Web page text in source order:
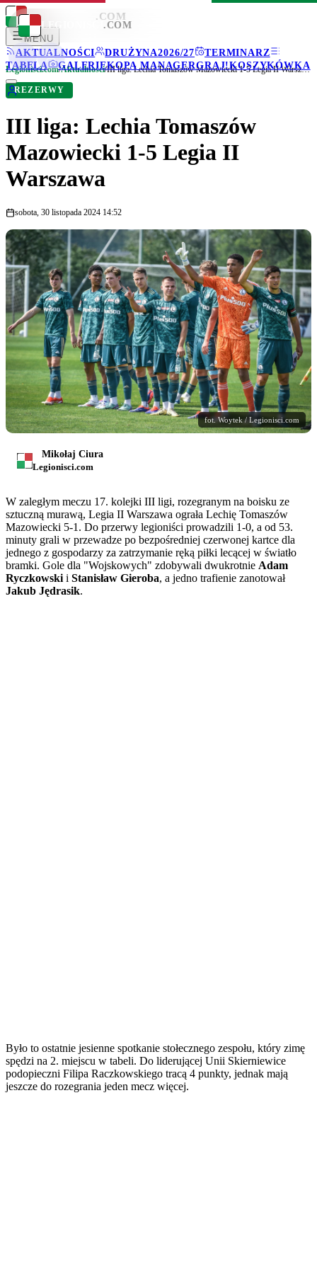
LEGIONISCI .COM
MENU
AKTUALNOŚCI
DRUŻYNA2026/27
TERMINARZ
TABELA
GALERIEKOPA MANAGERGRAJ!KOSZYKÓWKA
LEGIONISCI .COM
Legionisci.com/Aktualności/ III liga: Lechia Tomaszów Mazowiecki 1-5 Legia II Warszawa
REZERWY
III liga: Lechia Tomaszów
Mazowiecki 1-5 Legia II
Warszawa
sobota, 30 listopada 2024 14:52
fot. Woytek / Legionisci.com
Mikołaj Ciura
Legionisci.com
W zaległym meczu 17. kolejki III ligi, rozegranym na boisku ze
sztuczną murawą, Legia II Warszawa ograła Lechię Tomaszów
Mazowiecki 5-1. Do przerwy legioniści prowadzili 1-0, a od 53.
minuty grali w przewadze po bezpośredniej czerwonej kartce dla
jednego z gospodarzy za zatrzymanie ręką piłki lecącej w światło
bramki. Gole dla "Wojskowych" zdobywali dwukrotnie Adam
Ryczkowski i Stanisław Gieroba, a jedno trafienie zanotował
Jakub Jędrasik.
Było to ostatnie jesienne spotkanie stołecznego zespołu, który zimę
spędzi na 2. miejscu w tabeli. Do liderującej Unii Skierniewice
podopieczni Filipa Raczkowskiego tracą 4 punkty, jednak mają
jeszcze do rozegrania jeden mecz więcej.